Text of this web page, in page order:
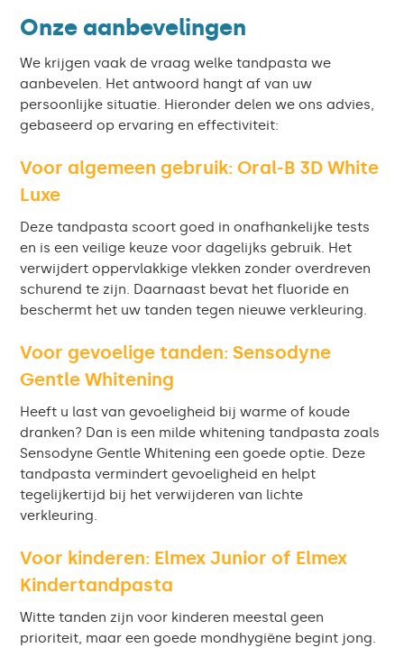
Onze aanbevelingen
We krijgen vaak de vraag welke tandpasta we
aanbevelen. Het antwoord hangt af van uw
persoonlijke situatie. Hieronder delen we ons advies,
gebaseerd op ervaring en effectiviteit:
Voor algemeen gebruik: Oral-B 3D White
Luxe
Deze tandpasta scoort goed in onafhankelijke tests
en is een veilige keuze voor dagelijks gebruik. Het
verwijdert oppervlakkige vlekken zonder overdreven
schurend te zijn. Daarnaast bevat het fluoride en
beschermt het uw tanden tegen nieuwe verkleuring.
Voor gevoelige tanden: Sensodyne
Gentle Whitening
Heeft u last van gevoeligheid bij warme of koude
dranken? Dan is een milde whitening tandpasta zoals
Sensodyne Gentle Whitening een goede optie. Deze
tandpasta vermindert gevoeligheid en helpt
tegelijkertijd bij het verwijderen van lichte
verkleuring.
Voor kinderen: Elmex Junior of Elmex
Kindertandpasta
Witte tanden zijn voor kinderen meestal geen
prioriteit, maar een goede mondhygiëne begint jong.